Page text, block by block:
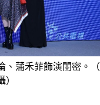
、蒲禾菲飾演閨密。
）